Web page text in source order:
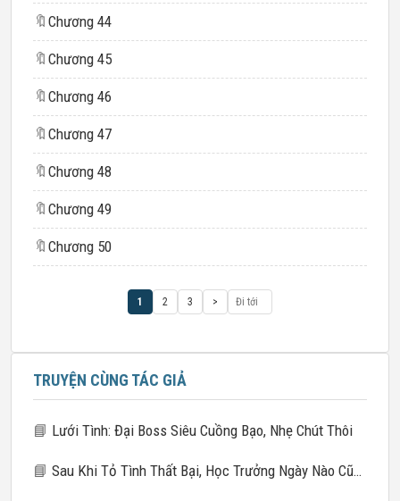
🔖 Chương 44
🔖 Chương 45
🔖 Chương 46
🔖 Chương 47
🔖 Chương 48
🔖 Chương 49
🔖 Chương 50
1 2 3 >
TRUYỆN CÙNG TÁC GIẢ
📘 Lưới Tình: Đại Boss Siêu Cuồng Bạo, Nhẹ Chút Thôi
📘 Sau Khi Tỏ Tình Thất Bại, Học Trưởng Ngày Nào Cũng Ghen